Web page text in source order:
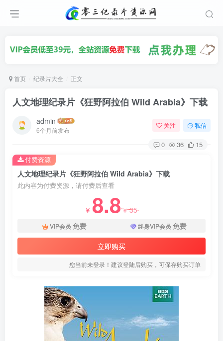
首页 纪录片大全 正文
人文地理纪录片《狂野阿拉伯 Wild Arabia》下载
admin
6个月前发布
关注 私信
0 36 15
人文地理纪录片《狂野阿拉伯 Wild Arabia》下载
此内容为付费资源，请付费后查看
￥ 8.8￥35
VIP会员 免费 终身VIP会员 免费
立即购买
您当前未登录！建议登陆后购买，可保存购买订单
付费资源